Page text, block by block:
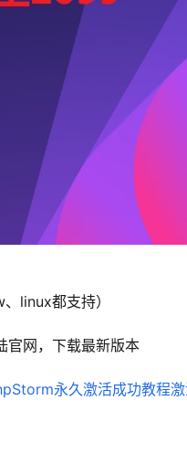
linux都支持）
官网，下载最新版本